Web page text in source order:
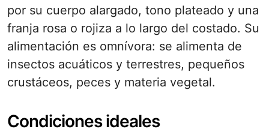
por su cuerpo alargado, tono plateado y una
franja rosa o rojiza a lo largo del costado. Su
alimentación es omnívora: se alimenta de
insectos acuáticos y terrestres, pequeños
crustáceos, peces y materia vegetal.
Condiciones ideales